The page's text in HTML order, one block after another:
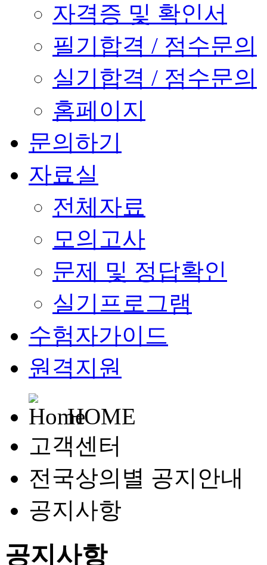
자격증 및 확인서
필기합격 / 점수문의
실기합격 / 점수문의
홈페이지
문의하기
자료실
전체자료
모의고사
문제 및 정답확인
실기프로그램
수험자가이드
원격지원
HOME
고객센터
전국상의별 공지안내
공지사항
공지사항